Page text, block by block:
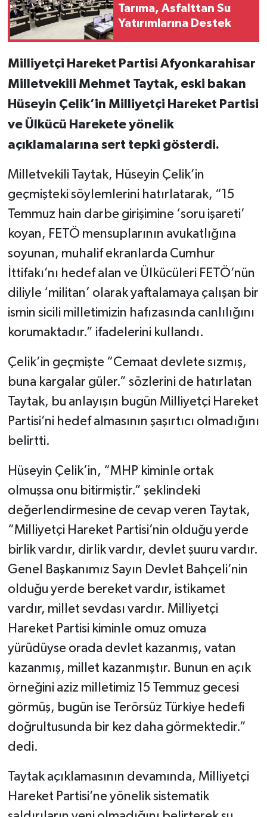
Tarıma, Asfalttan Su
Yatırımlarına Destek
Milliyetçi Hareket Partisi Afyonkarahisar
Milletvekili Mehmet Taytak, eski bakan
Hüseyin Çelik’in Milliyetçi Hareket Partisi
ve Ülkücü Harekete yönelik
açıklamalarına sert tepki gösterdi.
Milletvekili Taytak, Hüseyin Çelik’in
geçmişteki söylemlerini hatırlatarak, “15
Temmuz hain darbe girişimine ‘soru işareti’
koyan, FETÖ mensuplarının avukatlığına
soyunan, muhalif ekranlarda Cumhur
İttifakı’nı hedef alan ve Ülkücüleri FETÖ’nün
diliyle ‘militan’ olarak yaftalamaya çalışan bir
ismin sicili milletimizin hafızasında canlılığını
korumaktadır.” ifadelerini kullandı.
Çelik’in geçmişte “Cemaat devlete sızmış,
buna kargalar güler.” sözlerini de hatırlatan
Taytak, bu anlayışın bugün Milliyetçi Hareket
Partisi’ni hedef almasının şaşırtıcı olmadığını
belirtti.
Hüseyin Çelik’in, “MHP kiminle ortak
olmuşsa onu bitirmiştir.” şeklindeki
değerlendirmesine de cevap veren Taytak,
“Milliyetçi Hareket Partisi’nin olduğu yerde
birlik vardır, dirlik vardır, devlet şuuru vardır.
Genel Başkanımız Sayın Devlet Bahçeli’nin
olduğu yerde bereket vardır, istikamet
vardır, millet sevdası vardır. Milliyetçi
Hareket Partisi kiminle omuz omuza
yürüdüyse orada devlet kazanmış, vatan
kazanmış, millet kazanmıştır. Bunun en açık
örneğini aziz milletimiz 15 Temmuz gecesi
görmüş, bugün ise Terörsüz Türkiye hedefi
doğrultusunda bir kez daha görmektedir.”
dedi.
Taytak açıklamasının devamında, Milliyetçi
Hareket Partisi’ne yönelik sistematik